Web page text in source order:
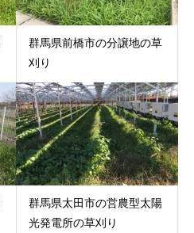
群馬県前橋市の分譲地の草
刈り
群馬県太田市の営農型太陽
光発電所の草刈り